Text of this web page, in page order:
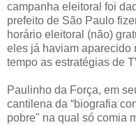
campanha eleitoral foi
prefeito de São Paulo
horário eleitoral (não)
eles já haviam aparecido
tempo as estratégias de
Paulinho da Força, em
cantilena da “biografia
pobre" na qual só comia